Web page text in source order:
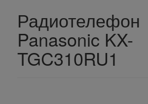
Радиотелефон
Panasonic KX-
TGC310RU1